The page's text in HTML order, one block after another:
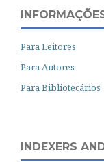
Para Leitores
Para Autores
Para Bibliotecários
INDEXERS